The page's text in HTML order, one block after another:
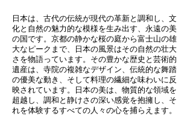
日本は、古代の伝統が現代の革新と調和し、文
化と自然の魅力的な模様を生み出す、永遠の美
の国です。京都の静かな桜の庭から富士山の雄
大なピークまで、日本の風景はその自然の壮大
さを物語っています。その豊かな歴史と芸術的
遺産は、寺院の複雑なデザイン、伝統的な舞踏
の優美な動き、そして料理の繊細な味わいに反
映されています。日本の美は、物質的な領域を
超越し、調和と静けさの深い感覚を抱擁し、そ
れを体験するすべての人々の心を捕らえます。